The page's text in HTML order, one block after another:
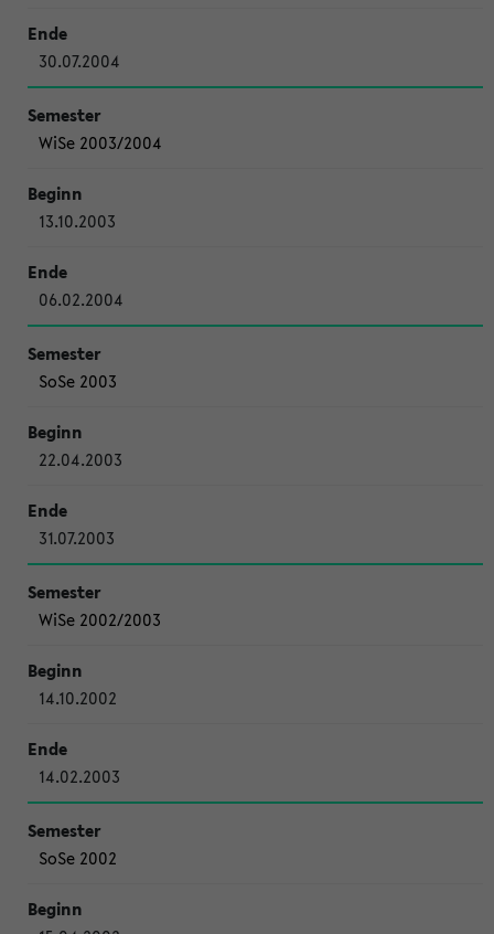
30.07.2004
WiSe 2003/2004
13.10.2003
06.02.2004
SoSe 2003
22.04.2003
31.07.2003
WiSe 2002/2003
14.10.2002
14.02.2003
SoSe 2002